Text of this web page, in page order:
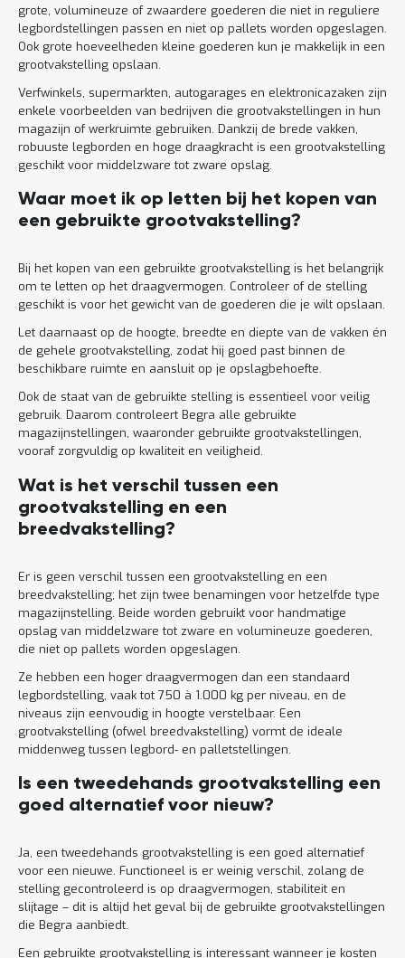
grote, volumineuze of zwaardere goederen die niet in reguliere
legbordstellingen passen en niet op pallets worden opgeslagen.
Ook grote hoeveelheden kleine goederen kun je makkelijk in een
grootvakstelling opslaan.
Verfwinkels, supermarkten, autogarages en elektronicazaken zijn
enkele voorbeelden van bedrijven die grootvakstellingen in hun
magazijn of werkruimte gebruiken. Dankzij de brede vakken,
robuuste legborden en hoge draagkracht is een grootvakstelling
geschikt voor middelzware tot zware opslag.
Waar moet ik op letten bij het kopen van
een gebruikte grootvakstelling?
Bij het kopen van een gebruikte grootvakstelling is het belangrijk
om te letten op het draagvermogen. Controleer of de stelling
geschikt is voor het gewicht van de goederen die je wilt opslaan.
Let daarnaast op de hoogte, breedte en diepte van de vakken én
de gehele grootvakstelling, zodat hij goed past binnen de
beschikbare ruimte en aansluit op je opslagbehoefte.
Ook de staat van de gebruikte stelling is essentieel voor veilig
gebruik. Daarom controleert Begra alle gebruikte
magazijnstellingen, waaronder gebruikte grootvakstellingen,
vooraf zorgvuldig op kwaliteit en veiligheid.
Wat is het verschil tussen een
grootvakstelling en een
breedvakstelling?
Er is geen verschil tussen een grootvakstelling en een
breedvakstelling; het zijn twee benamingen voor hetzelfde type
magazijnstelling. Beide worden gebruikt voor handmatige
opslag van middelzware tot zware en volumineuze goederen,
die niet op pallets worden opgeslagen.
Ze hebben een hoger draagvermogen dan een standaard
legbordstelling, vaak tot 750 à 1.000 kg per niveau, en de
niveaus zijn eenvoudig in hoogte verstelbaar. Een
grootvakstelling (ofwel breedvakstelling) vormt de ideale
middenweg tussen legbord- en palletstellingen.
Is een tweedehands grootvakstelling een
goed alternatief voor nieuw?
Ja, een tweedehands grootvakstelling is een goed alternatief
voor een nieuwe. Functioneel is er weinig verschil, zolang de
stelling gecontroleerd is op draagvermogen, stabiliteit en
slijtage – dit is altijd het geval bij de gebruikte grootvakstellingen
die Begra aanbiedt.
Een gebruikte grootvakstelling is interessant wanneer je kosten